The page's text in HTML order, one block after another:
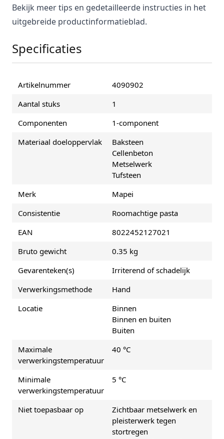
Bekijk meer tips en gedetailleerde instructies in het
uitgebreide productinformatieblad.
Specificaties
Artikelnummer
4090902
Aantal stuks
1
Componenten
1-component
Materiaal doeloppervlak
Baksteen
Cellenbeton
Metselwerk
Tufsteen
Merk
Mapei
Consistentie
Roomachtige pasta
EAN
8022452127021
Bruto gewicht
0.35 kg
Gevarenteken(s)
Irriterend of schadelijk
Verwerkingsmethode
Hand
Locatie
Binnen
Binnen en buiten
Buiten
Maximale
verwerkingstemperatuur
40 °C
Minimale
verwerkingstemperatuur
5 °C
Niet toepasbaar op
Zichtbaar metselwerk en
pleisterwerk tegen
stortregen